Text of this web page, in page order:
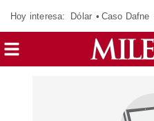
Hoy interesa: Dólar Caso Dafne